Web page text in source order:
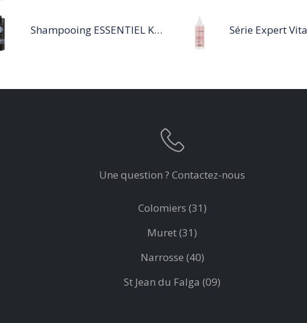
Shampooing ESSENTIEL KERATIN SENSITIVE 1L
Une question ? Contactez-nous
Colomiers (31)
Muret (31)
Narrosse (40)
St Jean du Falga (09)